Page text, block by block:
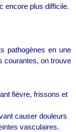
encore plus difficile.
pathogènes en une
courantes, on trouve
fièvre, frissons et
causer douleurs
vasculaires.